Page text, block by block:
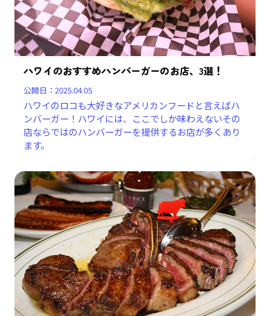
ハワイのおすすめハンバーガーのお店、3選！
公開日：2025.04.05
ハワイのロコも大好きなアメリカンフードと言えばハ
ンバーガー！ハワイには、ここでしか味わえないその
店ならではのハンバーガーを提供するお店が多くあり
ます。